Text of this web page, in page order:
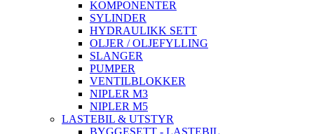
KOMPONENTER
SYLINDER
HYDRAULIKK SETT
OLJER / OLJEFYLLING
SLANGER
PUMPER
VENTILBLOKKER
NIPLER M3
NIPLER M5
LASTEBIL & UTSTYR
BYGGESETT - LASTEBIL